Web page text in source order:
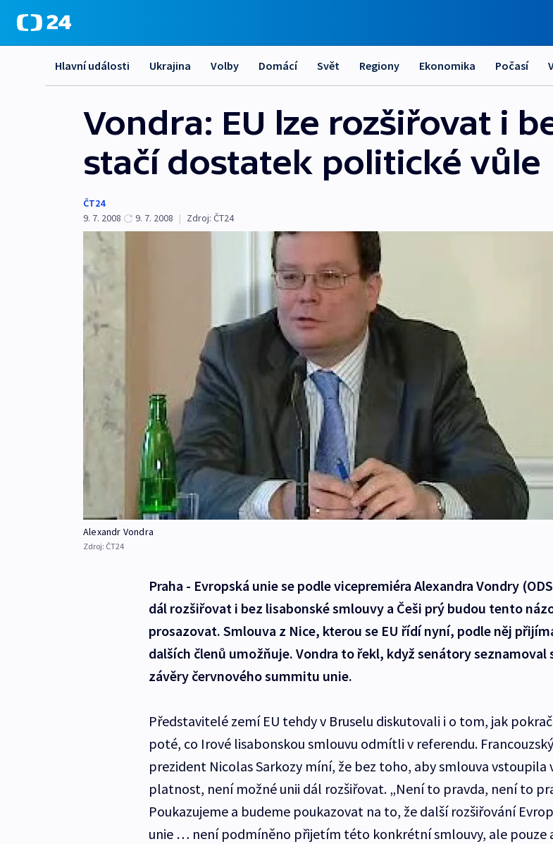
Hlavní události Ukrajina Volby Domácí Svět Regiony Ekonomika Počasí
Vondra: EU lze rozšiřovat i
stačí dostatek politické vůle
ČT24
9. 7. 2008
9. 7. 2008 | Zdroj: ČT24
Alexandr Vondra
Zdroj: ČT24
Praha - Evropská unie se podle vicepremiéra Alexandra Vondry
dál rozšiřovat i bez lisabonské smlouvy a Češi prý budou tento
prosazovat. Smlouva z Nice, kterou se EU řídí nyní, podle něj
dalších členů umožňuje. Vondra to řekl, když senátory seznamoval
závěry červnového summitu unie.
Představitelé zemí EU tehdy v Bruselu diskutovali i o tom, jak
poté, co Irové lisabonskou smlouvu odmítli v referendu. Francouzský
prezident Nicolas Sarkozy míní, že bez toho, aby smlouva vstoupila
platnost, není možné unii dál rozšiřovat. „Není to pravda, není to
Poukazujeme a budeme poukazovat na to, že další rozšiřování
unie … není podmíněno přijetím této konkrétní smlouvy, ale pouze